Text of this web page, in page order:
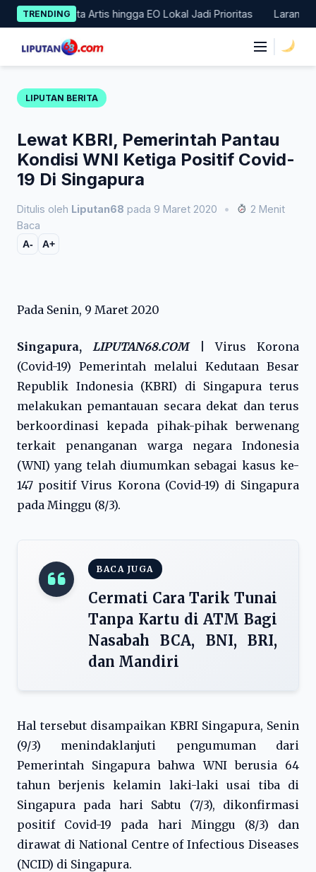
Skip
to
content
TRENDING
Minta Artis hingga EO Lokal Jadi Prioritas Larangan
LIPUTAN BERITA
Lewat KBRI, Pemerintah Pantau
Kondisi WNI Ketiga Positif Covid-
19 Di Singapura
Ditulis oleh Liputan68 pada 9 Maret 2020 •
2 Menit
Baca
A- A+
Pada Senin, 9 Maret 2020
Singapura,LIPUTAN68.COM|
Virus Korona
(Covid-19) Pemerintah melalui Kedutaan Besar
Republik Indonesia (KBRI) di Singapura terus
melakukan pemantauan secara dekat dan terus
berkoordinasi kepada pihak-pihak berwenang
terkait penanganan warga negara Indonesia
(WNI) yang telah diumumkan sebagai kasus ke-
147 positif Virus Korona (Covid-19) di Singapura
pada Minggu (8/3).
BACA JUGA
Cermati Cara Tarik Tunai
Tanpa Kartu di ATM Bagi
Nasabah BCA, BNI, BRI,
dan Mandiri
Hal tersebut disampaikan KBRI Singapura, Senin
(9/3) menindaklanjuti pengumuman dari
Pemerintah Singapura bahwa WNI berusia 64
tahun berjenis kelamin laki-laki usai tiba di
Singapura pada hari Sabtu (7/3), dikonfirmasi
positif Covid-19 pada hari Minggu (8/3) dan
dirawat di National Centre of Infectious Diseases
(NCID) di Singapura.